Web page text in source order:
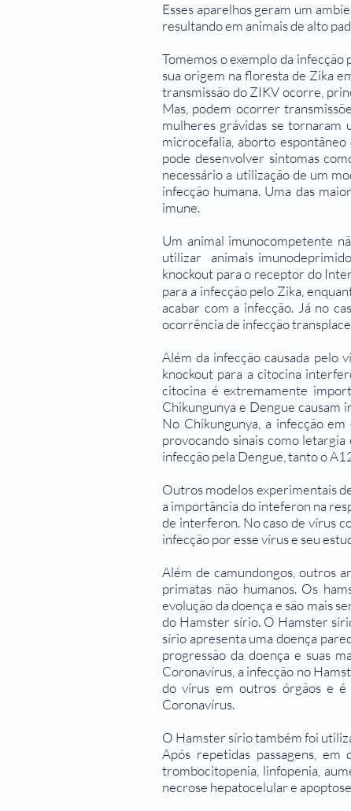
Esses aparelhos geram um
resultando em animais de alto
Tomemos o exemplo da
sua origem na floresta de Zika
transmissão do ZIKV ocorre,
Mas, podem ocorrer
mulheres grávidas se tornaram
microcefalia, aborto
pode desenvolver sintomas
necessário a utilização de um
infecção humana. Uma das
imune.
Um animal imunocompetente
utilizar animais
knockout para o receptor do
para a infecção pelo Zika,
acabar com a infecção. Já no
ocorrência de infecção
Além da infecção causada pelo
knockout para a citocina
citocina é extremamente
Chikungunya e Dengue causam
No Chikungunya, a infecção
provocando sinais como
infecção pela Dengue, tanto o
Outros modelos experimentais
a importância do inteferon na
de interferon. No caso de vírus
infecção por esse vírus e seu
Além de camundongos, outros
primatas não humanos. Os
evolução da doença e são mais
do Hamster sírio. O Hamster
sírio apresenta uma doença
progressão da doença e suas
Coronavírus, a infecção no
do vírus em outros órgãos e é
Coronavírus.
O Hamster sírio também foi
Após repetidas passagens,
trombocitopenia, linfopenia,
necrose hepatocelular e